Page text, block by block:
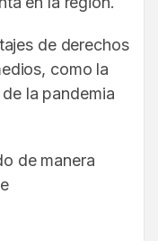
de derechos
como la
la pandemia
de manera